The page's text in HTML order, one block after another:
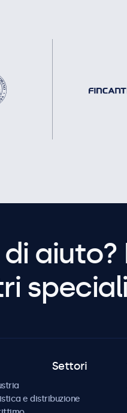
aiuto?
Settori
e distribuzione